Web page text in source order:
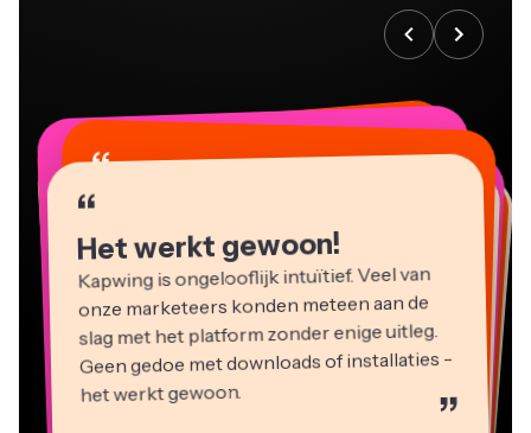
“
Het werkt gewoon!
Kapwing is ongelooflijk intuïtief. Veel van
onze marketeers konden meteen aan de
slag met het platform zonder enige uitleg.
Geen gedoe met downloads of installaties -
het werkt gewoon. ”
“
“
““
“
“